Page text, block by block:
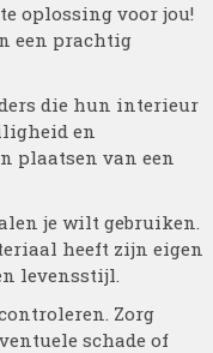
oplossing voor jou!
een prachtig
die hun interieur
en
plaatsen van een
je wilt gebruiken.
heeft zijn eigen
levensstijl.
Zorg
schade of